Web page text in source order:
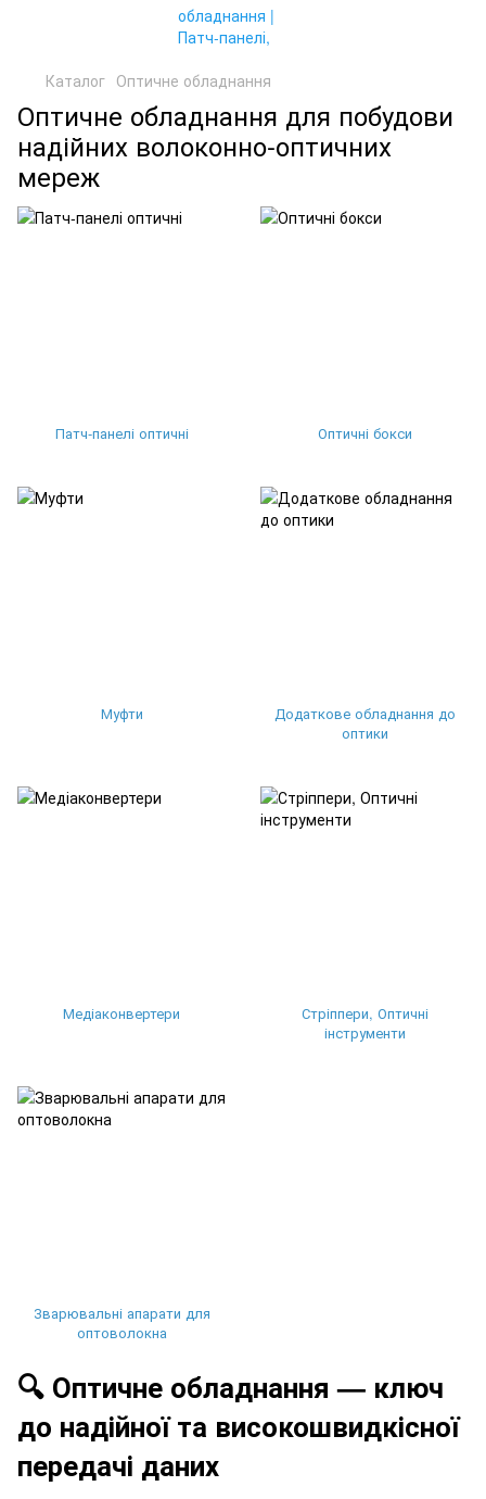
Каталог Оптичне обладнання
Оптичне обладнання для побудови
надійних волоконно-оптичних
мереж
🔍 Оптичне обладнання — ключ
до надійної та високошвидкісної
передачі даних
Патч-панелі оптичні Оптичні бокси
Муфти
Додаткове обладнання до
оптики
Медіаконвертери
Стріппери, Оптичні
інструменти
Зварювальні апарати для
оптоволокна